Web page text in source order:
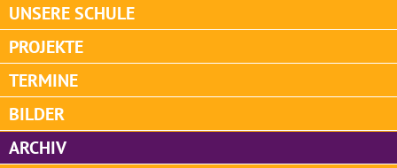
UNSERE SCHULE
PROJEKTE
TERMINE
BILDER
ARCHIV